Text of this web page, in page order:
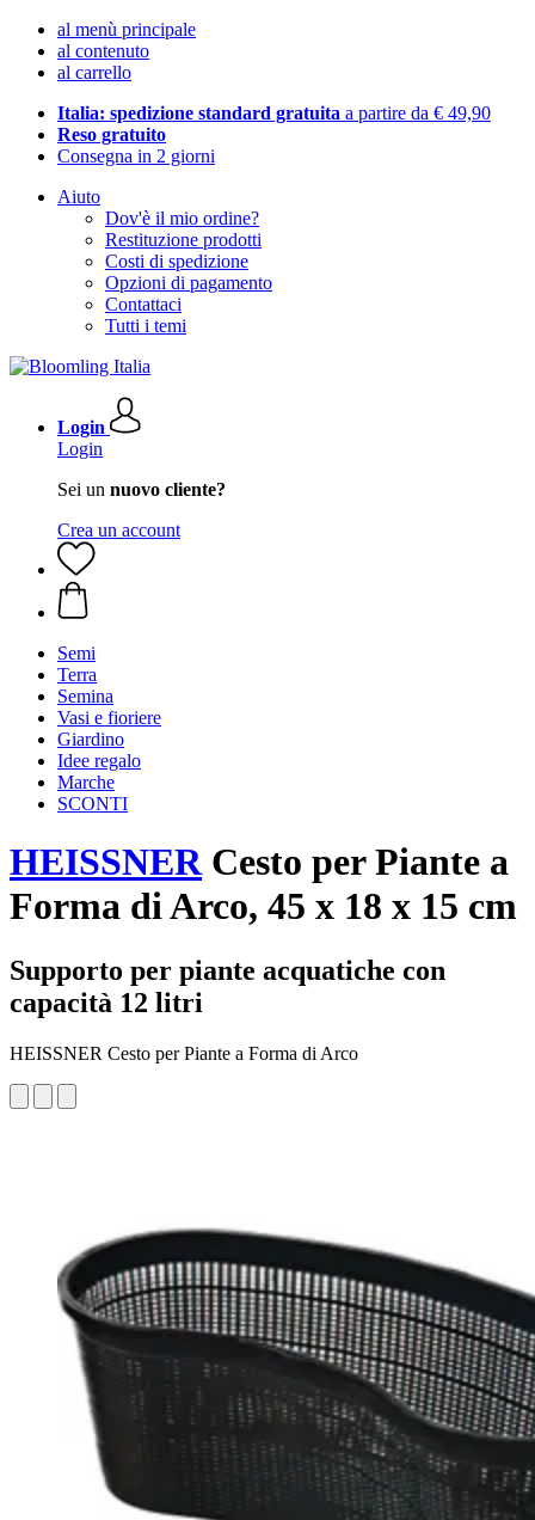
al menù principale
al contenuto
al carrello
Italia: spedizione standard gratuita a partire da € 49,90
Reso gratuito
Consegna in 2 giorni
Aiuto
Dov'è il mio ordine?
Restituzione prodotti
Costi di spedizione
Opzioni di pagamento
Contattaci
Tutti i temi
Login
Login
Sei un nuovo cliente?
Crea un account
Semi
Terra
Semina
Vasi e fioriere
Giardino
Idee regalo
Marche
SCONTI
HEISSNERCesto per Piante a
Forma di Arco, 45 x 18 x 15 cm
Supporto per piante acquatiche con
capacità 12 litri
HEISSNER Cesto per Piante a Forma di Arco